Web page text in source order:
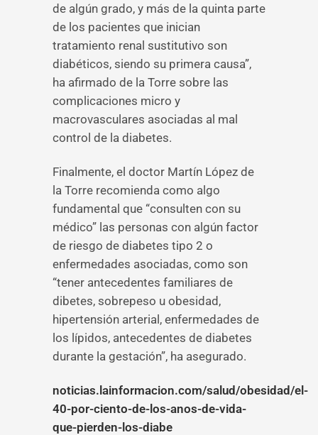
de algún grado, y más de la quinta parte
de los pacientes que inician
tratamiento renal sustitutivo son
diabéticos, siendo su primera causa”,
ha afirmado de la Torre sobre las
complicaciones micro y
macrovasculares asociadas al mal
control de la diabetes.
Finalmente, el doctor Martín López de
la Torre recomienda como algo
fundamental que “consulten con su
médico” las personas con algún factor
de riesgo de diabetes tipo 2 o
enfermedades asociadas, como son
“tener antecedentes familiares de
dibetes, sobrepeso u obesidad,
hipertensión arterial, enfermedades de
los lípidos, antecedentes de diabetes
durante la gestación”, ha asegurado.
noticias.lainformacion.com/salud/obesidad/el-
40-por-ciento-de-los-anos-de-vida-
que-pierden-los-diabe